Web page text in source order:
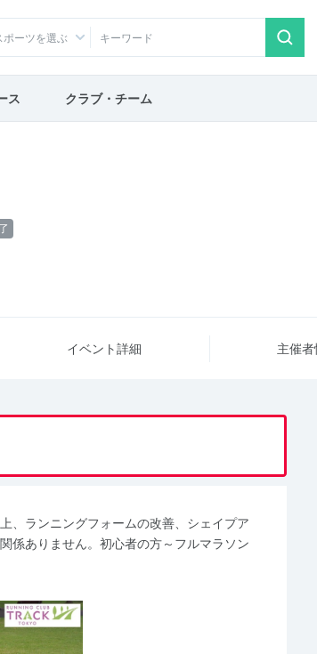
ポーツを選ぶ
ス クラブ・チーム
イベント詳細 主催
、ランニングフォームの改善、シェイプア
係ありません。初心者の方～フルマラソン